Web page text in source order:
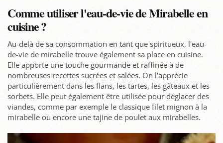
Comme utiliser l'eau-de-vie de Mirabelle en
cuisine ?
Au-delà de sa consommation en tant que spiritueux, l'eau-
de-vie de mirabelle trouve également sa place en cuisine.
Elle apporte une touche gourmande et raffinée à de
nombreuses recettes sucrées et salées. On l'apprécie
particulièrement dans les flans, les tartes, les gâteaux et les
sorbets. Elle peut également être utilisée pour déglacer des
viandes, comme par exemple le classique filet mignon à la
mirabelle ou encore une tajine de poulet aux mirabelles.